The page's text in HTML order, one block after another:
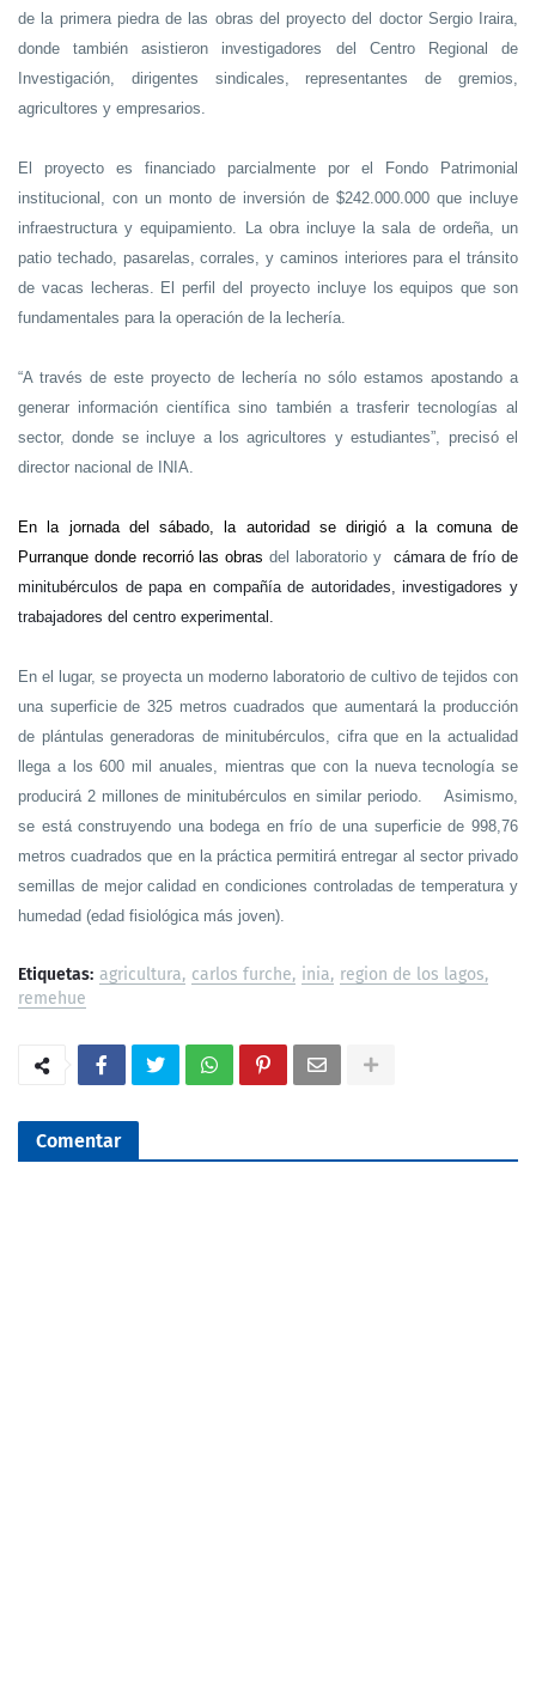
de la primera piedra de las obras del proyecto del doctor Sergio Iraira,
donde también asistieron investigadores del Centro Regional de
Investigación, dirigentes sindicales, representantes de gremios,
agricultores y empresarios.
El proyecto es financiado parcialmente por el Fondo Patrimonial
institucional, con un monto de inversión de $242.000.000 que incluye
infraestructura y equipamiento. La obra incluye la sala de ordeña, un
patio techado, pasarelas, corrales, y caminos interiores para el tránsito
de vacas lecheras. El perfil del proyecto incluye los equipos que son
fundamentales para la operación de la lechería.
“A través de este proyecto de lechería no sólo estamos apostando a
generar información científica sino también a trasferir tecnologías al
sector, donde se incluye a los agricultores y estudiantes”, precisó el
director nacional de INIA.
En la jornada del sábado, la autoridad se dirigió a la comuna de
Purranque donde recorrió las obrasdel laboratorio y cámara de frío de
minitubérculos de papa en compañía de autoridades, investigadores y
trabajadores del centro experimental.
En el lugar, se proyecta un moderno laboratorio de cultivo de tejidos con
una superficie de 325 metros cuadrados que aumentará la producción
de plántulas generadoras de minitubérculos, cifra que en la actualidad
llega a los 600 mil anuales, mientras que con la nueva tecnología se
producirá 2 millones de minitubérculos en similar periodo. Asimismo,
se está construyendo una bodega en frío de una superficie de 998,76
metros cuadrados que en la práctica permitirá entregar al sector privado
semillas de mejor calidad en condiciones controladas de temperatura y
humedad (edad fisiológica más joven).
Etiquetas: agricultura carlos furche inia region de los lagos
remehue
Comentar